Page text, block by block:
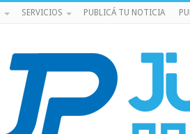
SERVICIOS PUBLICÁ TU NOTICIA